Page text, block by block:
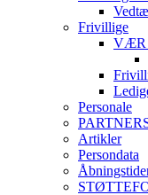
Frivillige
VÆR
Personale
Artikler
Persondata